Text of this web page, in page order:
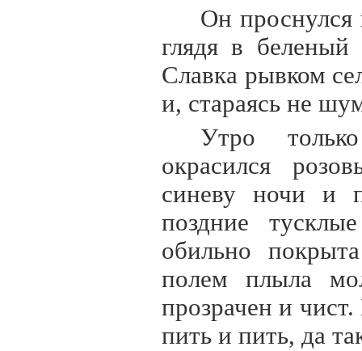
Он
глядя в беленый
Славка рывком
и, стараясь не
Утро
окрасился
синеву ночи и
поздние
обильно
полем плыла
прозрачен и
пить и пить, да